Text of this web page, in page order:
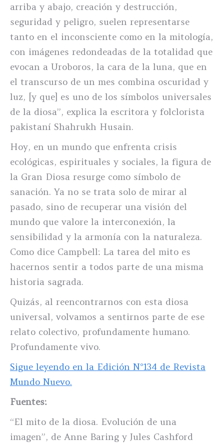
arriba y abajo, creación y destrucción,
seguridad y peligro, suelen representarse
tanto en el inconsciente como en la mitología,
con imágenes redondeadas de la totalidad que
evocan a Uroboros, la cara de la luna, que en
el transcurso de un mes combina oscuridad y
luz, [y que] es uno de los símbolos universales
de la diosa”, explica la escritora y folclorista
pakistaní Shahrukh Husain.
Hoy, en un mundo que enfrenta crisis
ecológicas, espirituales y sociales, la figura de
la Gran Diosa resurge como símbolo de
sanación. Ya no se trata solo de mirar al
pasado, sino de recuperar una visión del
mundo que valore la interconexión, la
sensibilidad y la armonía con la naturaleza.
Como dice Campbell: La tarea del mito es
hacernos sentir a todos parte de una misma
historia sagrada.
Quizás, al reencontrarnos con esta diosa
universal, volvamos a sentirnos parte de ese
relato colectivo, profundamente humano.
Profundamente vivo.
Sigue leyendo en la Edición N°134 de Revista
Mundo Nuevo.
Fuentes:
“El mito de la diosa. Evolución de una
imagen”, de Anne Baring y Jules Cashford